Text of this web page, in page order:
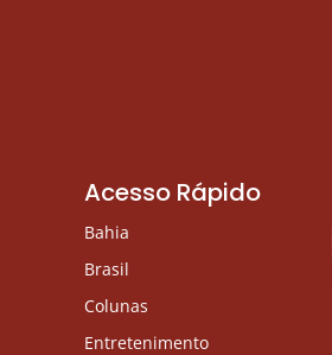
Acesso Rápido
Bahia
Brasil
Colunas
Entretenimento